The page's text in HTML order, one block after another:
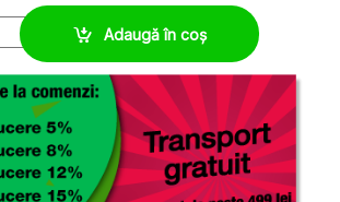
extrema la oboseala, protectie cobots quantity
Adaugă în coș